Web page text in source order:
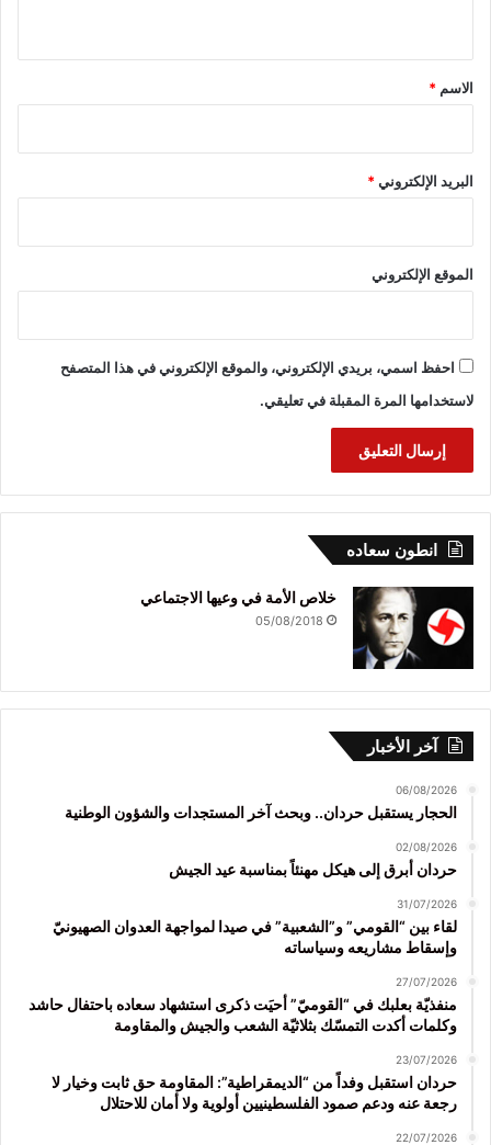
*
الاسم *
البريد الإلكتروني*
الموقع الإلكتروني
احفظ اسمي، بريدي الإلكتروني، والموقع الإلكتروني في هذا المتصفح
لاستخدامها المرة المقبلة في تعليقي.
انطون سعاده
خلاص الأمة في وعيها الاجتماعي
05/08/2018
آخر الأخبار
06/08/2026
الحجار يستقبل حردان.. وبحث آخر المستجدات والشؤون الوطنية
02/08/2026
حردان أبرق إلى هيكل مهنئاً بمناسبة عيد الجيش
31/07/2026
لقاء بين “القومي” و”الشعبية” في صيدا لمواجهة العدوان الصهيونيّ
وإسقاط مشاريعه وسياساته
27/07/2026
منفذيّة بعلبك في “القوميّ” أحيَت ذكرى استشهاد سعاده باحتفال حاشد
وكلمات أكدت التمسّك بثلاثيّة الشعب والجيش والمقاومة
23/07/2026
حردان استقبل وفداً من “الديمقراطية”: المقاومة حق ثابت وخيار لا
رجعة عنه ودعم صمود الفلسطينيين أولوية ولا أمان للاحتلال
22/07/2026